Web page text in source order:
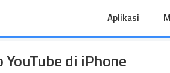
Aplikasi
di iPhone